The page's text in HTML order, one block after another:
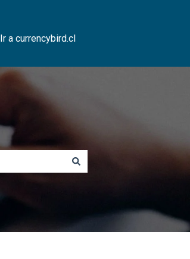
Ir a currencybird.cl